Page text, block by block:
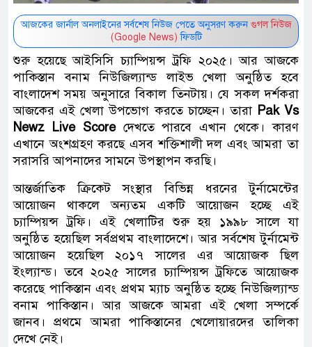
আজকের জার্নাল অনলাইনের সর্বশেষ নিউজ পেতে অনুসরণ করুন গুগল নিউজ
(Google News) ফিডটি
শুরু হয়েছে আইসিসি চ্যাম্পিয়ন্স ট্রফি ২০২৫। আর আজকে
পাকিস্তান বনাম নিউজিল্যান্ড লাইভ খেলা অনুষ্ঠিত হবে
বাংলাদেশ সময় অনুসারে বিকাল তিনটায়। যে সকল দর্শকরা
আজকের এই খেলা উপভোগ করতে চাচ্ছেন। তারা Pak Vs
Newz Live Scoreদেখতে পারবে এখান থেকে। কারণ
এখানে অংশগ্রহণ করছে এসব শক্তিশালী দল এবং আমরা তা
সরাসরি আপনাদের সামনে উপস্থাপন করছি।
আন্তর্জাতিক ক্রিকেট সংস্থার বিভিন্ন ধরনের টুর্নামেন্টের
আয়োজন থাকলে অন্যতম একটি আয়োজন হচ্ছে এই
চ্যাম্পিয়ন্স ট্রফি। এই খেলাটির শুরু হয় ১৯৯৮ সালে যা
অনুষ্ঠিত হয়েছিল সর্বপ্রথম বাংলাদেশে। আর সর্বশেষ টুর্নামেন্ট
আয়োজন হয়েছিল ২০১৭ সালের এর আয়োজক ছিল
ইংল্যান্ড। তবে ২০২৫ সালের চ্যাম্পিয়ন্স ট্রফিতে আয়োজক
করেছে পাকিস্তান এবং প্রথম ম্যাচ অনুষ্ঠিত হচ্ছে নিউজিল্যান্ড
বনাম পাকিস্তান। আর আজকে আমরা এই খেলা সম্পর্কে
জানব। প্রথমে আমরা পাকিস্তানের খেলোয়ারদের তালিকা
দেখে নেই।